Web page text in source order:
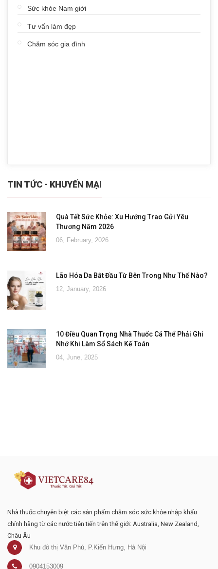
Sức khỏe Nam giới
Tư vấn làm đẹp
Chăm sóc gia đình
TIN TỨC - KHUYẾN MẠI
Quà Tết Sức Khỏe: Xu Hướng Trao Gửi Yêu
Thương Năm 2026
06, February, 2026
Lão Hóa Da Bắt Đầu Từ Bên Trong Như Thế Nào?
12, January, 2026
10 Điều Quan Trọng Nhà Thuốc Cá Thể Phải Ghi
Nhớ Khi Làm Sổ Sách Kế Toán
04, June, 2025
Nhà thuốc chuyên biệt các sản phẩm chăm sóc sức khỏe nhập khẩu
chính hãng từ các nước tiên tiến trên thế giới: Australia, New Zealand,
Châu Âu
Khu đô thị Văn Phú, P.Kiến Hưng, Hà Nội
0904153009